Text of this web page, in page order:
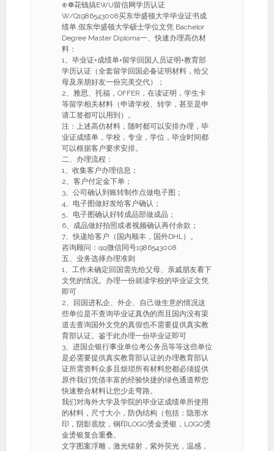
⊕❁花钱搞EWU留信网学历认证
W/Q1986543008买东华盛顿大学毕业证书成
绩单,假东华盛顿大学硕士学位文凭 Bachelor
Degree Master Diploma一、快速办理高仿材
料：
1、毕业证+成绩单+留学回国人员证明+教育部
学历认证（全套留学回国必备证明材料，给父
母及亲朋好友一份完美交代）；
2、雅思、托福，OFFER，在读证明，学生卡
等留学相关材料（申请学校、转学，甚至是申
请工签都可以用到）。
注：上述高仿材料，随时都可以安排办理，毕
业证成绩单，学校，专业，学位，毕业时间都
可以根据客户要求安排。
二、办理流程：
1、收集客户办理信息；
2、客户付定金下单；
3、公司确认到账转制作点做电子图；
4、电子图做好发给客户确认；
5、电子图确认好转成品部做成品；
6、成品做好拍照或者视频确认再付余款；
7、快递给客户（国内顺丰，国外DHL）。
咨询顾问：qq微信同号1986543008
五、业务选择办理准则
1、工作未确定回国需先给父母、亲戚朋友看下
文凭的情况。办理一份就读学校的毕业证文凭
即可
2、回国进私企、外企、自己做生意的情况这
些单位是不查询毕业证真伪的而且国内没有渠
道去查询国外文凭的真假也不需要提供真实教
育部认证。鉴于此办理一份毕业证即可
3、进国企银行事业单位考公务员等等这些单位
是必需要提供真实教育部认证的办理教育部认
证所需资料众多且烦琐所有材料您都必须提供
原件我们凭借丰富的经验快捷的绿色通道帮您
快速整合材料让您少走弯路。
我们对海外大学及学院的毕业证成绩单所使用
的材料，尺寸大小，防伪结构（包括：隐形水
印，阴影底纹，钢印LOGO烫金烫银，LOGO烫
金烫银复合重叠。
文字图案浮雕，激光镭射，紫外荧光，温感，